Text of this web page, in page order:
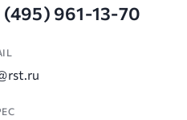
(495) 961-13-70